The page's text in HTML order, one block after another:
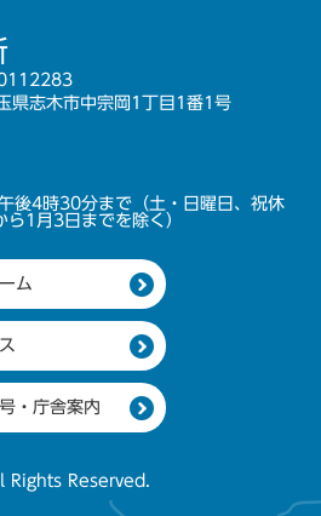
志木市中宗岡1丁目1番1号
後4時30分まで（土・日曜日、祝休
1月3日までを除く）
ム
・庁舎案内
Reserved.